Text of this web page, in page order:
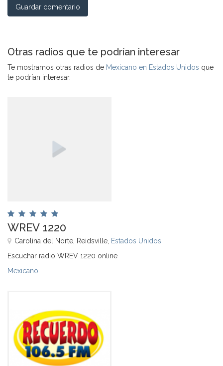
Guardar comentario
Otras radios que te podrían interesar
Te mostramos otras radios de Mexicano en Estados Unidos que
te podrían interesar.
WREV 1220
Carolina del Norte, Reidsville, Estados Unidos
Escuchar radio WREV 1220 online
Mexicano